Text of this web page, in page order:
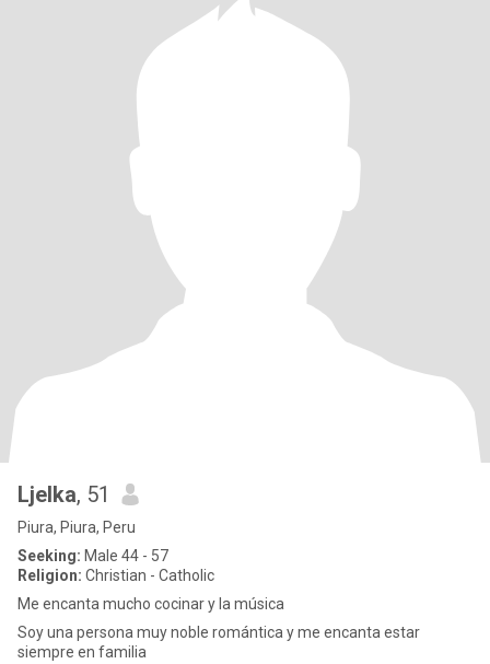
Ljelka, 51
Piura, Piura, Peru
Seeking: Male 44 - 57
Religion: Christian - Catholic
Me encanta mucho cocinar y la música
Soy una persona muy noble romántica y me encanta estar
siempre en familia